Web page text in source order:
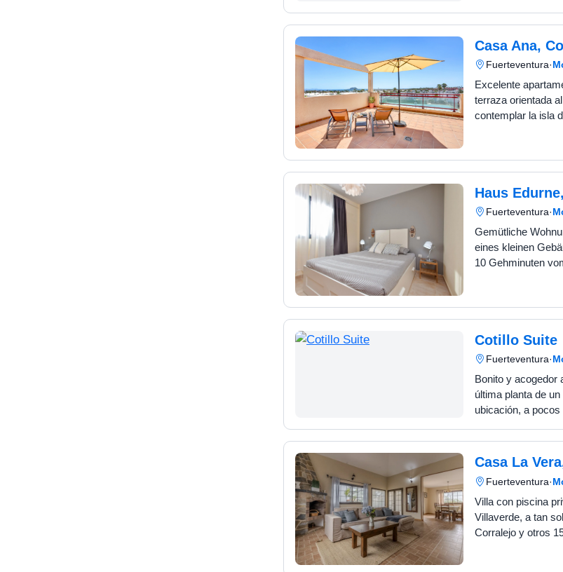
schönen und
Casa Ana,
Fuerteventura·
Excelente
terraza orientada
contemplar la isla
Haus
Fuerteventura·
Gemütliche
eines kleinen
10 Gehminuten
Cotillo Suite
Fuerteventura·
Bonito y acogedor
última planta de
ubicación, a
playa más
Casa La
Fuerteventura·
Villa con piscina
Villaverde, a tan
Corralejo y otros